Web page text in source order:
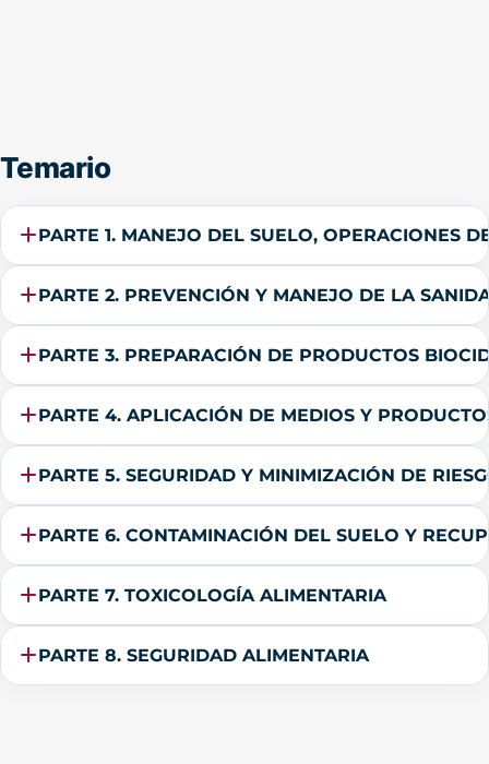
Temario
PARTE 1. MANEJO DEL SUELO, OPERACIONES
PARTE 2. PREVENCIÓN Y MANEJO DE LA
PARTE 3. PREPARACIÓN DE PRODUCTOS
PARTE 4. APLICACIÓN DE MEDIOS Y
PARTE 5. SEGURIDAD Y MINIMIZACIÓN DE
PARTE 6. CONTAMINACIÓN DEL SUELO Y
PARTE 7. TOXICOLOGÍA ALIMENTARIA
PARTE 8. SEGURIDAD ALIMENTARIA